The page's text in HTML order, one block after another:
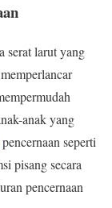
serat larut yang
anak yang
pencernaan seperti
pisang secara
pencernaan